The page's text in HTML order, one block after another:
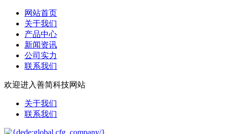
网站首页
关于我们
产品中心
新闻资讯
公司实力
联系我们
欢迎进入善简科技网站
关于我们
联系我们